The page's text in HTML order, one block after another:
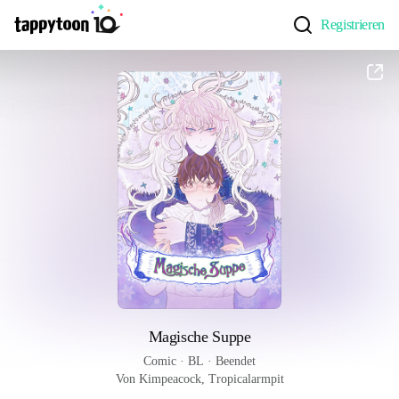
Registrieren
Magische Suppe
Comic · BL · Beendet
Von Kimpeacock, Tropicalarmpit